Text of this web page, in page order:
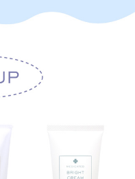
めとした美容保湿成分をたっぷ
はもちろん日中のケアにも！
香り